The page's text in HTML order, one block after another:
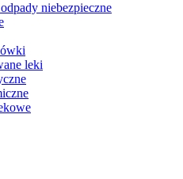
niebezpieczne
leki